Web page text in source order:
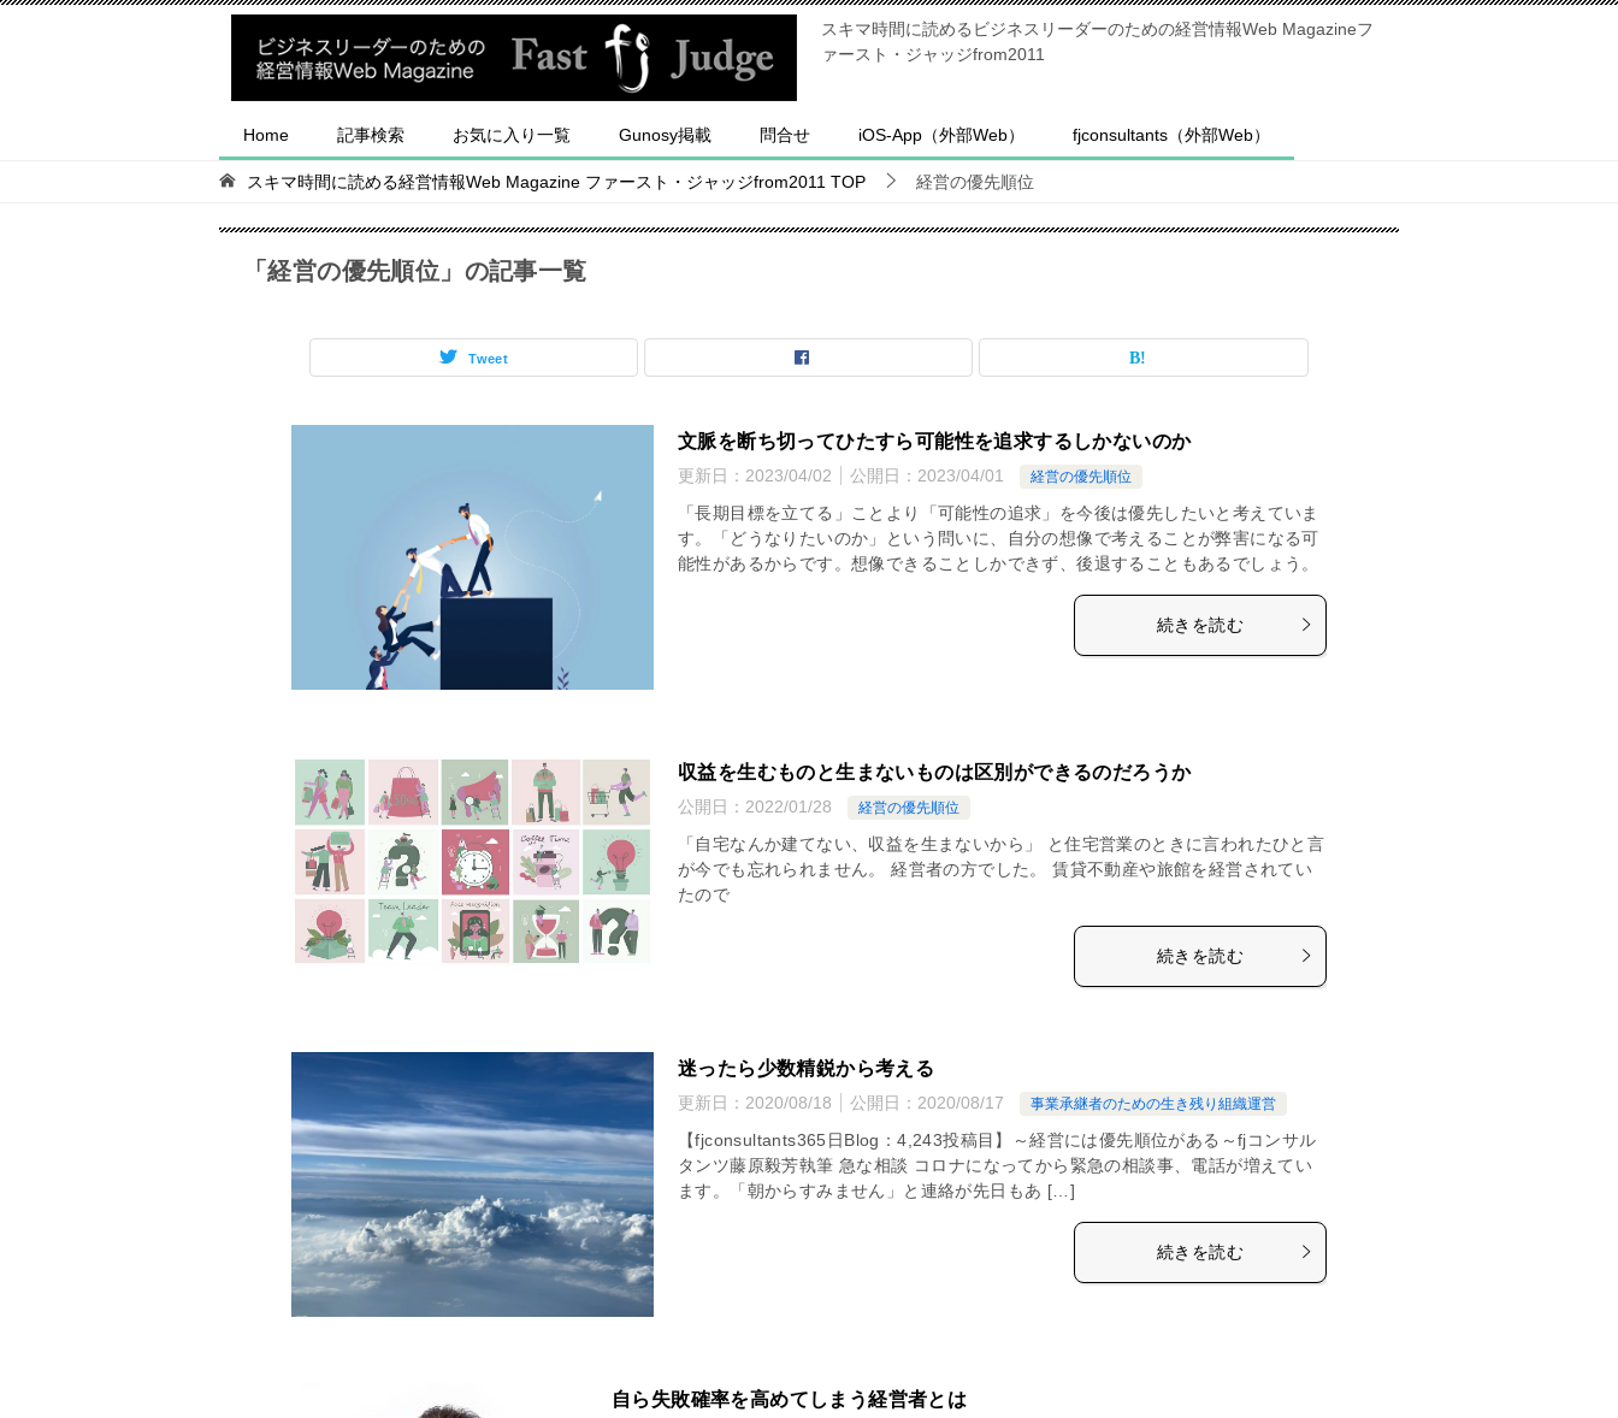
スキマ時間に読めるビジネスリーダーのための経営情報Web Magazineフ
ァースト・ジャッジfrom2011
Home 記事検索 お気に入り一覧 Gunosy掲載 問合せ iOS-App（外部Web） fjconsultants（外部Web）
スキマ時間に読める経営情報Web Magazine ファースト・ジャッジfrom2011 TOP 経営の優先順位
「経営の優先順位」の記事一覧
Tweet
文脈を断ち切ってひたすら可能性を追求するしかないのか
更新日： 2023/04/02 公開日： 2023/04/01 経営の優先順位
「長期目標を立てる」ことより「可能性の追求」を今後は優先したいと考えていま
す。「どうなりたいのか」という問いに、自分の想像で考えることが弊害になる可
能性があるからです。想像できることしかできず、後退することもあるでしょう。
続きを読む
収益を生むものと生まないものは区別ができるのだろうか
公開日： 2022/01/28 経営の優先順位
「自宅なんか建てない、収益を生まないから」 と住宅営業のときに言われたひと言
が今でも忘れられません。 経営者の方でした。 賃貸不動産や旅館を経営されてい
たので
続きを読む
迷ったら少数精鋭から考える
更新日： 2020/08/18 公開日： 2020/08/17 事業承継者のための生き残り組織運営
【fjconsultants365日Blog：4,243投稿目】～経営には優先順位がある～fjコンサル
タンツ藤原毅芳執筆 急な相談 コロナになってから緊急の相談事、電話が増えてい
ます。「朝からすみません」と連絡が先日もあ […]
続きを読む
自ら失敗確率を高めてしまう経営者とは